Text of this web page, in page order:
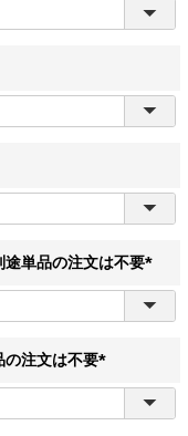
単品の注文は不要
(
必
注文は不要
(